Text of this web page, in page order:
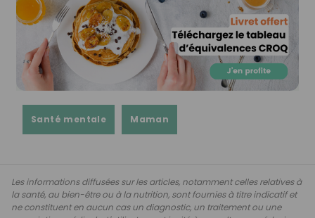
Santé mentale Maman
Les informations diffusées sur les articles, notamment celles relatives à
la santé, au bien-être ou à la nutrition, sont fournies à titre indicatif et
ne constituent en aucun cas un diagnostic, un traitement ou une